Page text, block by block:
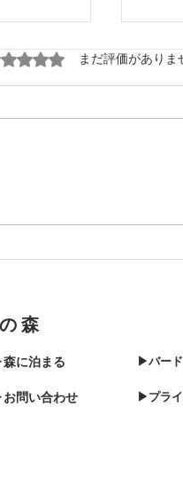
プラ
星のうち0と評価されて
まだ評価がありま
の森
に泊まる
問い合わせ
▶バー
▶プラ